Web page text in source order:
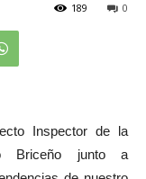
0
189
Inspector de la
Briceño junto a